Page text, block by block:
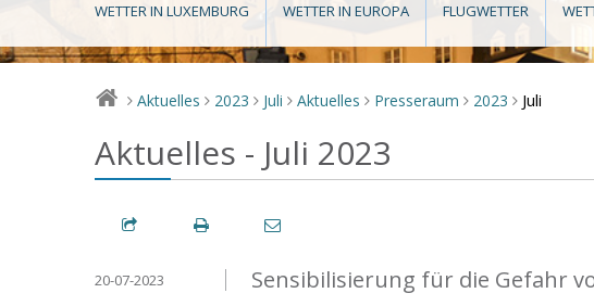
WETTER IN LUXEMBURG WETTER IN EUROPA FLUGWETTER
> Aktuelles > 2023 > Juli > Aktuelles > Presseraum > 2023 > Juli
Aktuelles - Juli 2023
Sensibilisierung für die Gefahr
20-07-2023